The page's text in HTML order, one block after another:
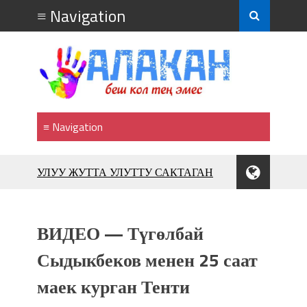
ЖУСУП АБДРАХМАНОВ
фонтанов в Royal Central Park
Аида САЛЯНОВА: "Кыргыз шахмат
союзунун президенти болуп
шайланышым сыймык жана чоң
жоопкерчилик!"
ВИДЕО — Түгөлбай
Сыдыкбеков менен 25 саат
маек курган Тенти